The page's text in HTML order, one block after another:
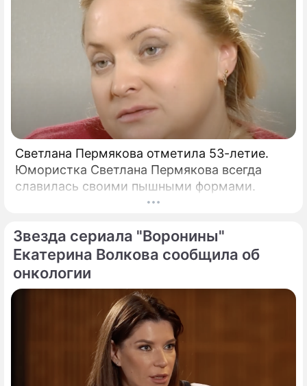
Светлана Пермякова отметила 53-летие.
Юмористка Светлана Пермякова всегда
славилась своими пышными формами.
Звезда сериала "Воронины"
Екатерина Волкова сообщила об
онкологии